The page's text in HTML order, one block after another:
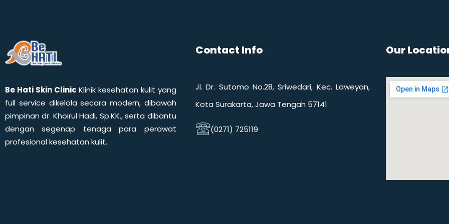
Be Hati Skin Clinic Klinik kesehatan kulit yang
full service dikelola secara modern, dibawah
pimpinan dr. Khoirul Hadi, Sp.KK., serta dibantu
dengan segenap tenaga para perawat
profesional kesehatan kulit.
Contact Info
Jl. Dr. Sutomo No.28, Sriwedari, Kec. Laweyan,
Kota Surakarta, Jawa Tengah 57141.
(0271) 725119​
Our